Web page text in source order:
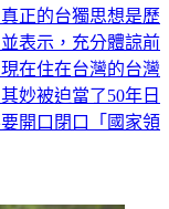
正的台獨思想是歷
表示，充分體諒前
在住在台灣的台灣
妙被迫當了50年日
開口閉口「國家領